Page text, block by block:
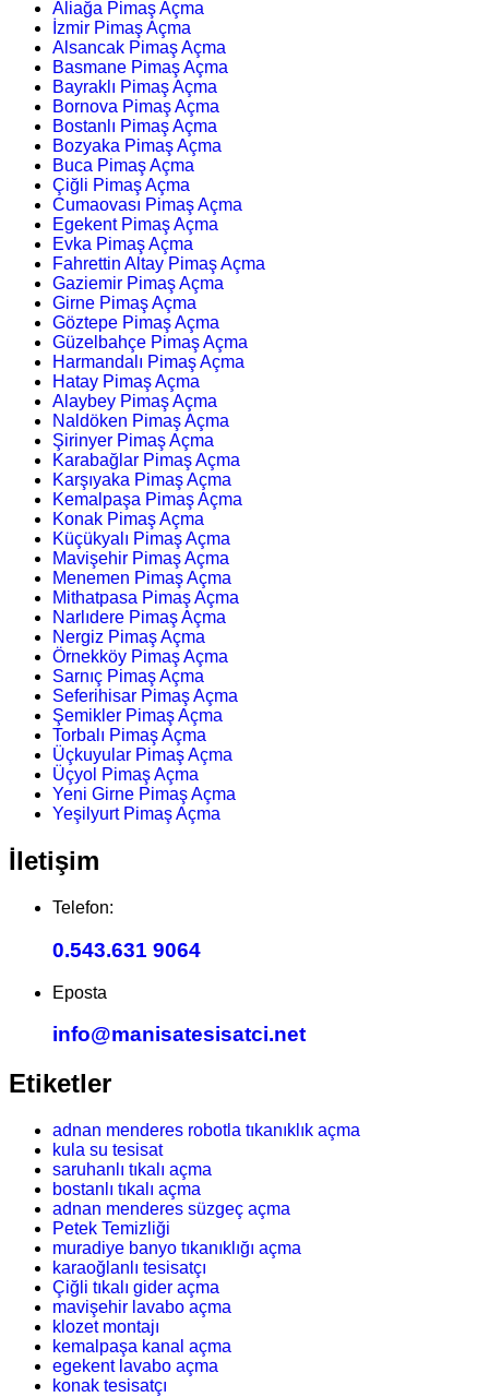
Aliağa Pimaş Açma
İzmir Pimaş Açma
Alsancak Pimaş Açma
Basmane Pimaş Açma
Bayraklı Pimaş Açma
Bornova Pimaş Açma
Bostanlı Pimaş Açma
Bozyaka Pimaş Açma
Buca Pimaş Açma
Çiğli Pimaş Açma
Cumaovası Pimaş Açma
Egekent Pimaş Açma
Evka Pimaş Açma
Fahrettin Altay Pimaş Açma
Gaziemir Pimaş Açma
Girne Pimaş Açma
Göztepe Pimaş Açma
Güzelbahçe Pimaş Açma
Harmandalı Pimaş Açma
Hatay Pimaş Açma
Alaybey Pimaş Açma
Naldöken Pimaş Açma
Şirinyer Pimaş Açma
Karabağlar Pimaş Açma
Karşıyaka Pimaş Açma
Kemalpaşa Pimaş Açma
Konak Pimaş Açma
Küçükyalı Pimaş Açma
Mavişehir Pimaş Açma
Menemen Pimaş Açma
Mithatpasa Pimaş Açma
Narlıdere Pimaş Açma
Nergiz Pimaş Açma
Örnekköy Pimaş Açma
Sarnıç Pimaş Açma
Seferihisar Pimaş Açma
Şemikler Pimaş Açma
Torbalı Pimaş Açma
Üçkuyular Pimaş Açma
Üçyol Pimaş Açma
Yeni Girne Pimaş Açma
Yeşilyurt Pimaş Açma
İletişim
Telefon:
0.543.631 9064
Eposta
info@manisatesisatci.net
Etiketler
adnan menderes robotla tıkanıklık açma
kula su tesisat
saruhanlı tıkalı açma
bostanlı tıkalı açma
adnan menderes süzgeç açma
Petek Temizliği
muradiye banyo tıkanıklığı açma
karaoğlanlı tesisatçı
Çiğli tıkalı gider açma
mavişehir lavabo açma
klozet montajı
kemalpaşa kanal açma
egekent lavabo açma
konak tesisatçı